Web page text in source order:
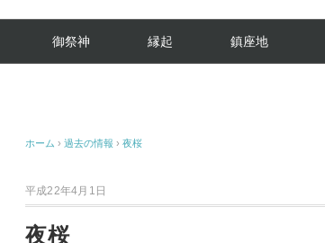
御祭神 縁起 鎮座地
ホーム › 過去の情報 › 夜桜
平成22年4月1日
夜桜